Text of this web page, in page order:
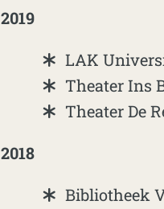
2019
LAK
Theater Ins
Theater De
2018
Bibliotheek